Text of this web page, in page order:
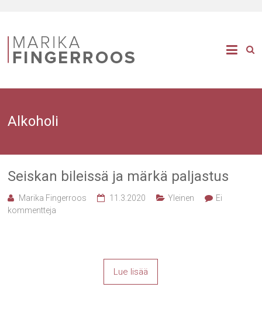
Alkoholi
Seiskan bileissä ja märkä paljastus
Marika Fingerroos 11.3.2020 Yleinen
Ei
kommentteja
Lue lisää